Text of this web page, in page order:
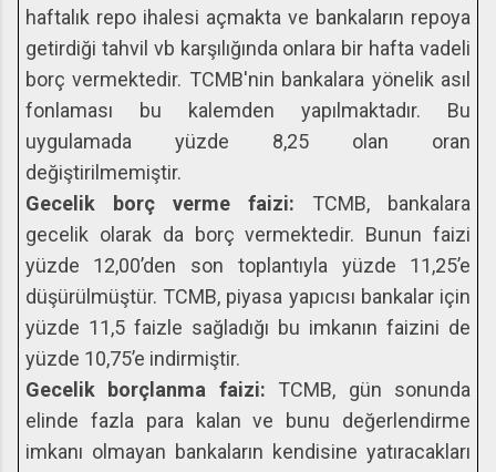
haftalık repo ihalesi açmakta ve bankaların repoya
getirdiği tahvil vb karşılığında onlara bir hafta vadeli
borç vermektedir. TCMB'nin bankalara yönelik asıl
fonlaması bu kalemden yapılmaktadır. Bu
uygulamada yüzde 8,25 olan oran
değiştirilmemiştir.
Gecelik borç verme faizi: TCMB, bankalara
gecelik olarak da borç vermektedir. Bunun faizi
yüzde 12,00’den son toplantıyla yüzde 11,25’e
düşürülmüştür. TCMB, piyasa yapıcısı bankalar için
yüzde 11,5 faizle sağladığı bu imkanın faizini de
yüzde 10,75’e indirmiştir.
Gecelik borçlanma faizi: TCMB, gün sonunda
elinde fazla para kalan ve bunu değerlendirme
imkanı olmayan bankaların kendisine yatıracakları